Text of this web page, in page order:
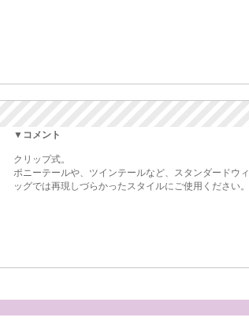
▼コメント
クリップ式。
ポニーテールや、ツインテールなど、スタンダードウィ
ッグでは再現しづらかったスタイルにご使用ください。